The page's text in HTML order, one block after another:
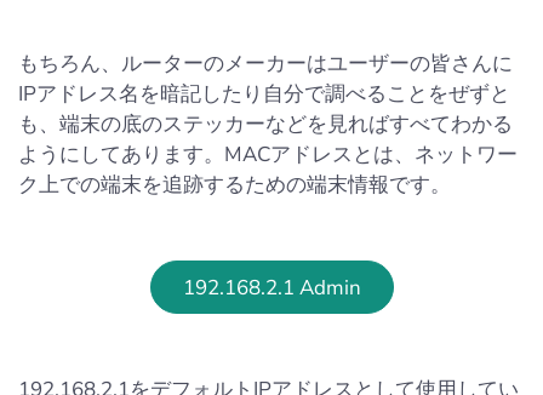
もちろん、ルーターのメーカーはユーザーの皆さんに
IPアドレス名を暗記したり自分で調べることをぜずと
も、端末の底のステッカーなどを見ればすべてわかる
ようにしてあります。MACアドレスとは、ネットワー
ク上での端末を追跡するための端末情報です。
192.168.2.1 Admin